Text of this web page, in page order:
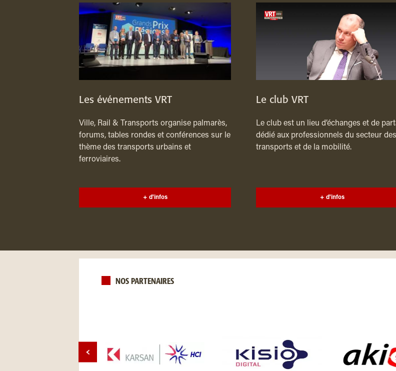
Les événements VRT
Ville, Rail & Transports organise palmarès,
forums, tables rondes et conférences sur le
thème des transports urbains et
ferroviaires.
+ d'infos
Le club VRT
Le club est un lieu d’échanges et de
dédié aux professionnels du secteur des
transports et de la mobilité.
+ d'infos
NOS PARTENAIRES